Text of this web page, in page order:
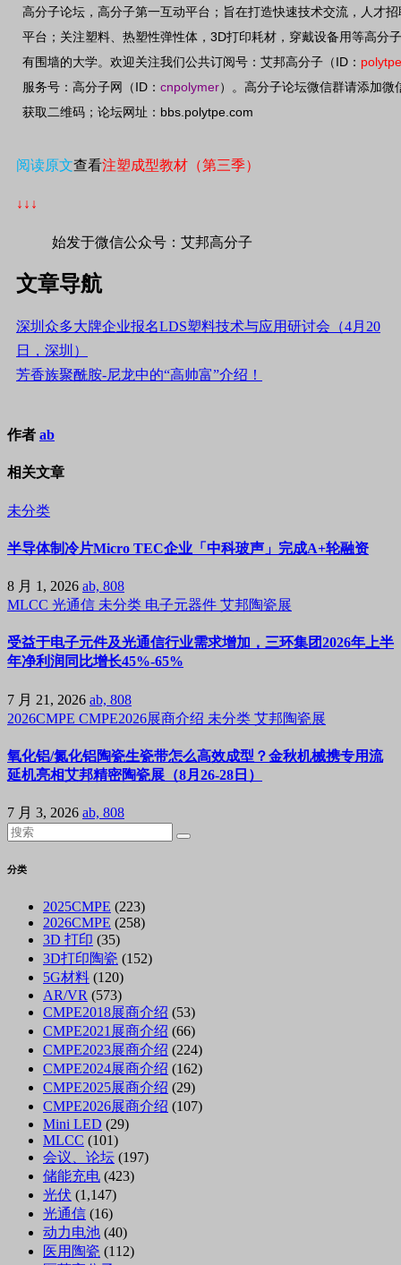
高分子论坛，高分子第一互动平台；旨在打造快速技术交流，人才
平台；关注塑料、热塑性弹性体， 3D打印耗材，穿戴设备用等高分
有围墙的大学。欢迎关注我们公共订阅号：艾邦高分子（ ID ： polytpe
服务号：高分子网（ ID ： cnpolymer）。高分子论坛微信群请添加微
获取二维码；论坛网址： bbs.polytpe.com
阅读原文查看注塑成型教材（第三季）
↓↓↓
始发于微信公众号：艾邦高分子
文章导航
深圳众多大牌企业报名LDS塑料技术与应用研讨会（4月20
日，深圳）
芳香族聚酰胺-尼龙中的“高帅富”介绍！
作者 ab
相关文章
未分类
半导体制冷片Micro TEC企业「中科玻声」完成A+轮融资
8 月 1, 2026 ab, 808
MLCC 光通信 未分类 电子元器件 艾邦陶瓷展
受益于电子元件及光通信行业需求增加，三环集团2026年上半
年净利润同比增长45%-65%
7 月 21, 2026 ab, 808
2026CMPE CMPE2026展商介绍 未分类 艾邦陶瓷展
氧化铝/氮化铝陶瓷生瓷带怎么高效成型？金秋机械携专用流
延机亮相艾邦精密陶瓷展（8月26-28日）
7 月 3, 2026 ab, 808
分类
2025CMPE (223)
2026CMPE (258)
3D 打印 (35)
3D打印陶瓷 (152)
5G材料 (120)
AR/VR (573)
CMPE2018展商介绍 (53)
CMPE2021展商介绍 (66)
CMPE2023展商介绍 (224)
CMPE2024展商介绍 (162)
CMPE2025展商介绍 (29)
CMPE2026展商介绍 (107)
Mini LED (29)
MLCC (101)
会议、论坛 (197)
储能充电 (423)
光伏 (1,147)
光通信 (16)
动力电池 (40)
医用陶瓷 (112)